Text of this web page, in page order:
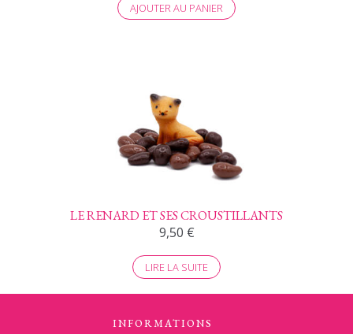
AJOUTER AU PANIER
LE RENARD ET SES CROUSTILLANTS
9,50 €
LIRE LA SUITE
INFORMATIONS